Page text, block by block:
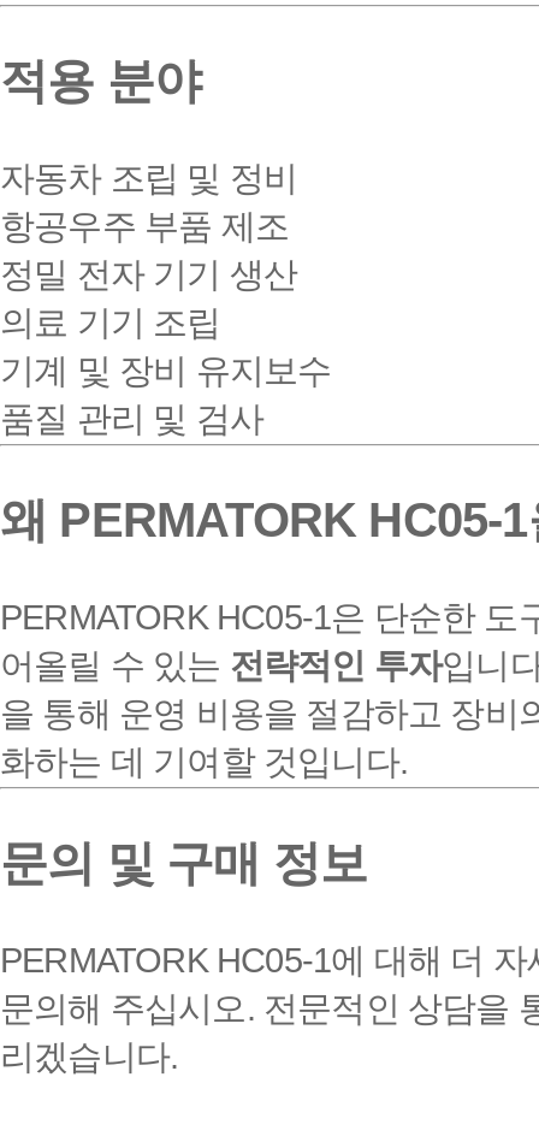
적용 분야
자동차 조립 및 정비
항공우주 부품 제조
정밀 전자 기기 생산
의료 기기 조립
기계 및 장비 유지보수
품질 관리 및 검사
왜 PERMATORK HC05-
PERMATORK HC05-1은 단순한
어올릴 수 있는 전략적인 투자입니
을 통해 운영 비용을 절감하고 장
화하는 데 기여할 것입니다.
문의 및 구매 정보
PERMATORK HC05-1에 대해 더
문의해 주십시오. 전문적인 상담을
리겠습니다.